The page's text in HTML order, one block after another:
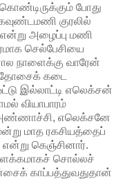
போது
குரலில்
அழைப்பு மணி
செல்பேசியை
நாளைக்கு வாரேன்
கடை
இல்லாட்டி எலெக்சன்
வியாபாரம்
"அண்ணாச்சி, எலெக்சனே
மாத ரகசியத்தைப்
என்று கெஞ்சினார்.
சொல்லச்
காப்பத்துவதுதான்